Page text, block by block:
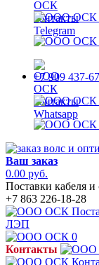
+7 909 437-
Ваш заказ
0.00 руб.
Поставки кабеля
+7 863 226-18-28
0
Контакты